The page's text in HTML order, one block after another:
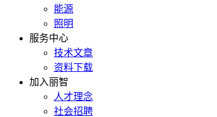
能源
照明
服务中心
技术文章
资料下载
加入丽智
人才理念
社会招聘